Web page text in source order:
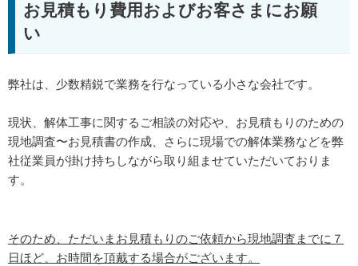
お見積もり費用およびお客さまにお願
い
弊社は、少数精鋭で業務を行なっている小さな会社です。
現状、解体工事に関するご相談の対応や、お見積もりのための
現地調査〜お見積書の作成、さらに現場での解体業務などを弊
社従業員が掛け持ちしながら取り組ませていただいておりま
す。
そのため、ただいまお見積もりのご依頼から現地調査までに７
日ほど、お時間を頂戴する場合がございます。